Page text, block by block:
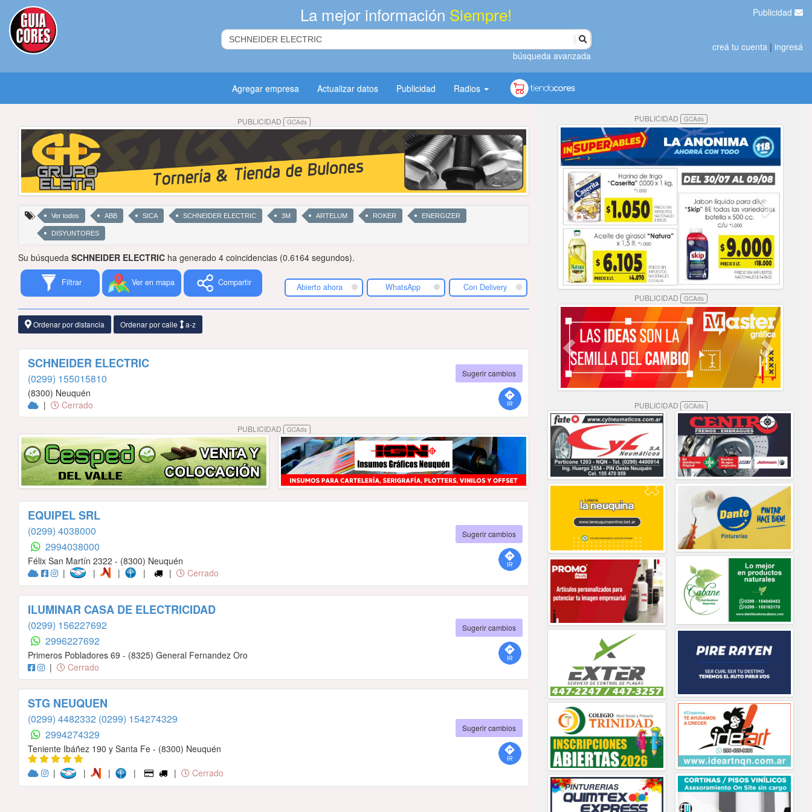
La mejor información Siempre!
búsqueda avanzada
Publicidad
creá tu cuenta | ingresá
Agregar empresa Actualizar datos Publicidad Radios
PUBLICIDAD GCAds
Ver todos ABB SICA SCHNEIDER ELECTRIC 3M ARTELUM ROKER ENERGIZER
DISYUNTORES
Su búsqueda SCHNEIDER ELECTRIC ha generado 4 coincidencias (0.6164 segundos).
Filtrar Ver en mapa Compartir Abierto ahora WhatsApp Con Delivery
Ordenar por distancia Ordenar por calle a-z
SCHNEIDER ELECTRIC
(0299) 155015810
(8300) Neuquén
|
Cerrado
Sugerir cambios
PUBLICIDAD GCAds
EQUIPEL SRL
(0299) 4038000
2994038000
Félix San Martín 2322 - (8300) Neuquén
|
| | | | Cerrado
Sugerir cambios
ILUMINAR CASA DE ELECTRICIDAD
(0299) 156227692
2996227692
Primeros Pobladores 69 - (8325) General Fernandez Oro
|
Cerrado
Sugerir cambios
STG NEUQUEN
(0299) 4482332 (0299) 154274329
2994274329
Teniente Ibáñez 190 y Santa Fe - (8300) Neuquén
|
| | | | Cerrado
Sugerir cambios
PUBLICIDAD GCAds
PUBLICIDAD GCAds
PUBLICIDAD GCAds